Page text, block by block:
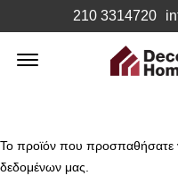
210 3314720
Το προϊόν που προσπαθήσατε
δεδομένων μας.